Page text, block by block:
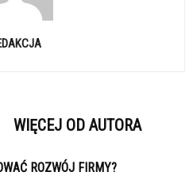
WIĘCEJ OD AUTORA
ROZWÓJ FIRMY?